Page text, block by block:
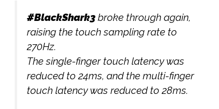
#BlackShark3 broke through again,
raising the touch sampling rate to
270Hz.
The single-finger touch latency was
reduced to 24ms, and the multi-finger
touch latency was reduced to 28ms.